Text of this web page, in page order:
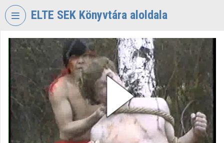
Skip header
ELTE SEK Könyvtára aloldala
VIDEO TORIUM
ELTE
EKL
SAVARIA
KÖNYVTÁR
ÉS
LEVÉLTÁR